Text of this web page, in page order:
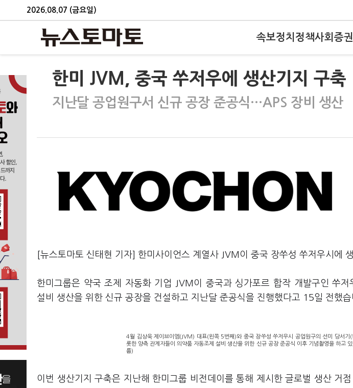
2026.08.07 (금요일)
속보정치 정책사회 증권
한미 JVM, 중국 쑤저우에 생산기지 구축
지난달 공업원구서 신규 공장 준공식…APS 장비 생산
[뉴스토마토 신태현 기자] 한미사이언스 계열사 JVM이 중국 장쑤성 쑤저우시에
한미그룹은 약국 조제 자동화 기업 JVM이 중국과 싱가포르 합작 개발구인 쑤저
설비 생산을 위한 신규 공장을 건설하고 지난달 준공식을 진행했다고 15일 전했습
4월 김상욱 제이브이엠(JVM) 대표(왼쪽 5번째)와 중국 장쑤성 쑤저우시 공업원구의 선미 당서기(
롯한 양측 관계자들이 의약품 자동조제 설비 생산을 위한 신규 공장 준공식 이후 기념촬영을 하고
룹)
이번 생산기지 구축은 지난해 한미그룹 비전데이를 통해 제시한 글로벌 생산 거